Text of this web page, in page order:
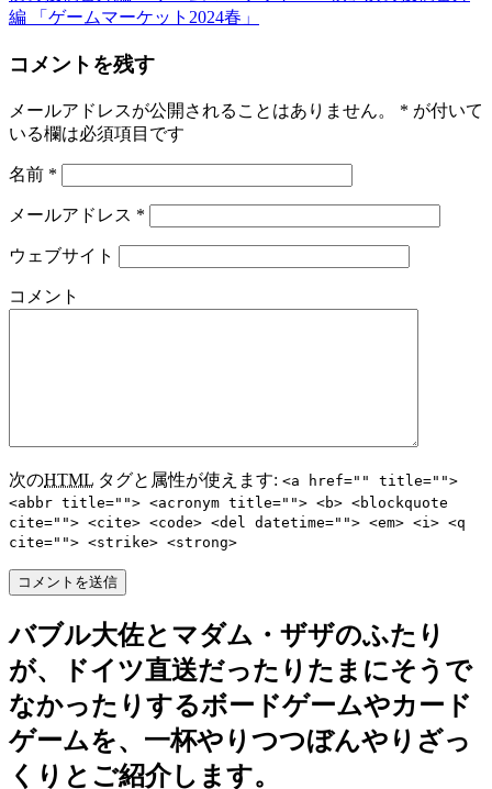
編 「ゲームマーケット2024春」
コメントを残す
メールアドレスが公開されることはありません。 * が付いて
いる欄は必須項目です
名前 *
メールアドレス *
ウェブサイト
コメント
次のHTML タグと属性が使えます: <a href="" title="">
<abbr title=""> <acronym title=""> <b> <blockquote
cite=""> <cite> <code> <del datetime=""> <em> <i> <q
cite=""> <strike> <strong>
バブル大佐とマダム・ザザのふたり
が、ドイツ直送だったりたまにそうで
なかったりするボードゲームやカード
ゲームを、一杯やりつつぼんやりざっ
くりとご紹介します。